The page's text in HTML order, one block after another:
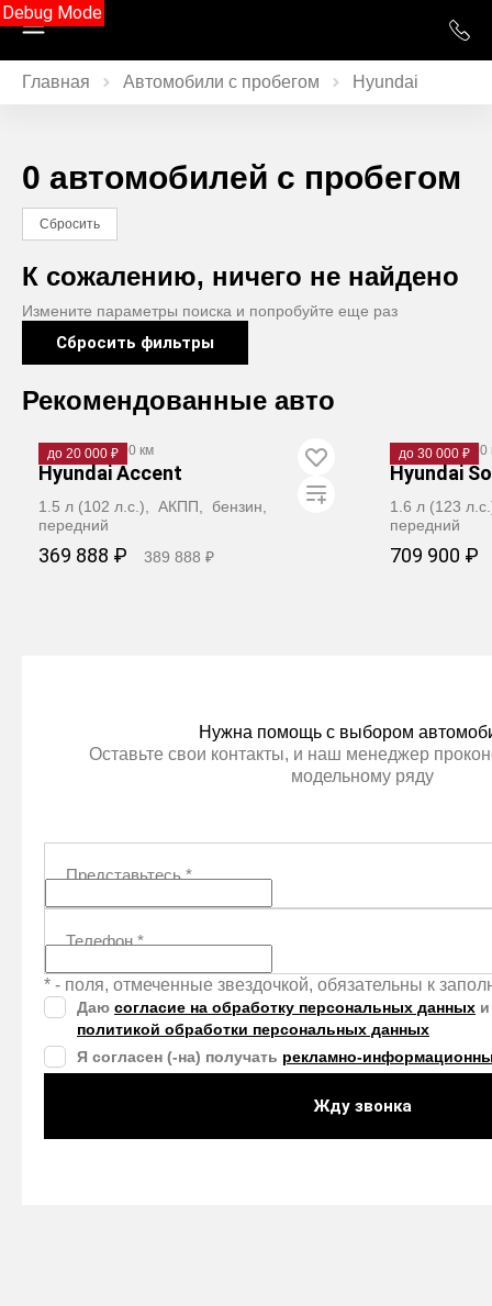
Debug Mode
Главная Автомобили с пробегом Hyundai
0 автомобилей с пробегом
Сбросить
К сожалению, ничего не найдено
Измените параметры поиска и попробуйте еще раз
Сбросить фильтры
Рекомендованные авто
до 20 000 ₽
2005· 176 000 км
Hyundai Accent
1.5 л (102 л.с.), АКПП, бензин,
передний
369 888 ₽ 389 888 ₽
до 30 000 ₽
2015· 151 000
Hyundai
1.6 л (123
передний
709 900 ₽
Нужна помощь с выбором
Оставьте свои контакты, и наш менеджер
модельному ряду
Представьтесь*
Телефон*
* - поля, отмеченные звездочкой, обязательны к
Даю согласие на обработку персональных данных
политикой обработки персональных данных
Я согласен (-на) получать рекламно-
Жду звонка